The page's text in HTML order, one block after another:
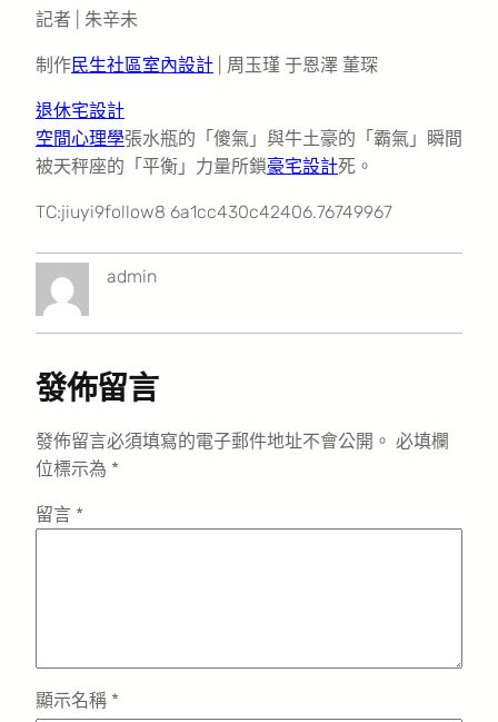
記者 | 朱辛未
制作民生社區室內設計 | 周玉瑾 于恩澤 董琛
退休宅設計
空間心理學張水瓶的「傻氣」與牛土豪的「霸氣」瞬間
被天秤座的「平衡」力量所鎖豪宅設計死。
TC:jiuyi9follow8 6a1cc430c42406.76749967
admin
發佈留言
發佈留言必須填寫的電子郵件地址不會公開。 必填欄
位標示為 *
留言 *
顯示名稱 *